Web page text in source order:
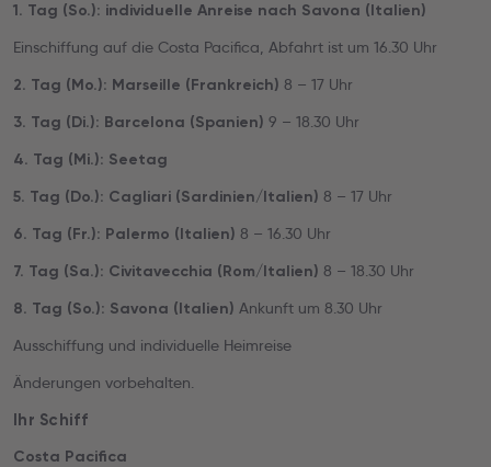
1. Tag (So.): individuelle Anreise nach Savona (Italien)
Einschiffung auf die Costa Pacifica, Abfahrt ist um 16.30 Uhr
2. Tag (Mo.): Marseille (Frankreich) 8 – 17 Uhr
3. Tag (Di.): Barcelona (Spanien) 9 – 18.30 Uhr
4. Tag (Mi.): Seetag
5. Tag (Do.): Cagliari (Sardinien/Italien) 8 – 17 Uhr
6. Tag (Fr.): Palermo (Italien) 8 – 16.30 Uhr
7. Tag (Sa.): Civitavecchia (Rom/Italien) 8 – 18.30 Uhr
8. Tag (So.): Savona (Italien) Ankunft um 8.30 Uhr
Ausschiffung und individuelle Heimreise
Änderungen vorbehalten.
Ihr Schiff
Costa Pacifica